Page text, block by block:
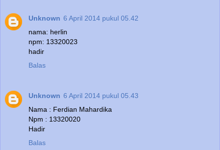
Unknown 6 April 2014 pukul 05.42
nama: herlin
npm: 13320023
hadir
Balas
Unknown 6 April 2014 pukul 05.43
Nama : Ferdian Mahardika
Npm : 13320020
Hadir
Balas